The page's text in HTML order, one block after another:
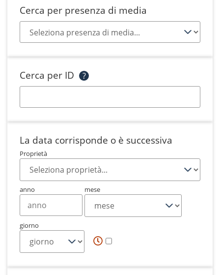
Cerca per presenza di media
Cerca per ID ?
La data corrisponde o è successiva
Proprietà
anno mese
giorno